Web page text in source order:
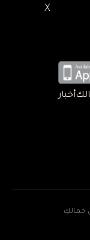
X
أخبار
جمالكِ